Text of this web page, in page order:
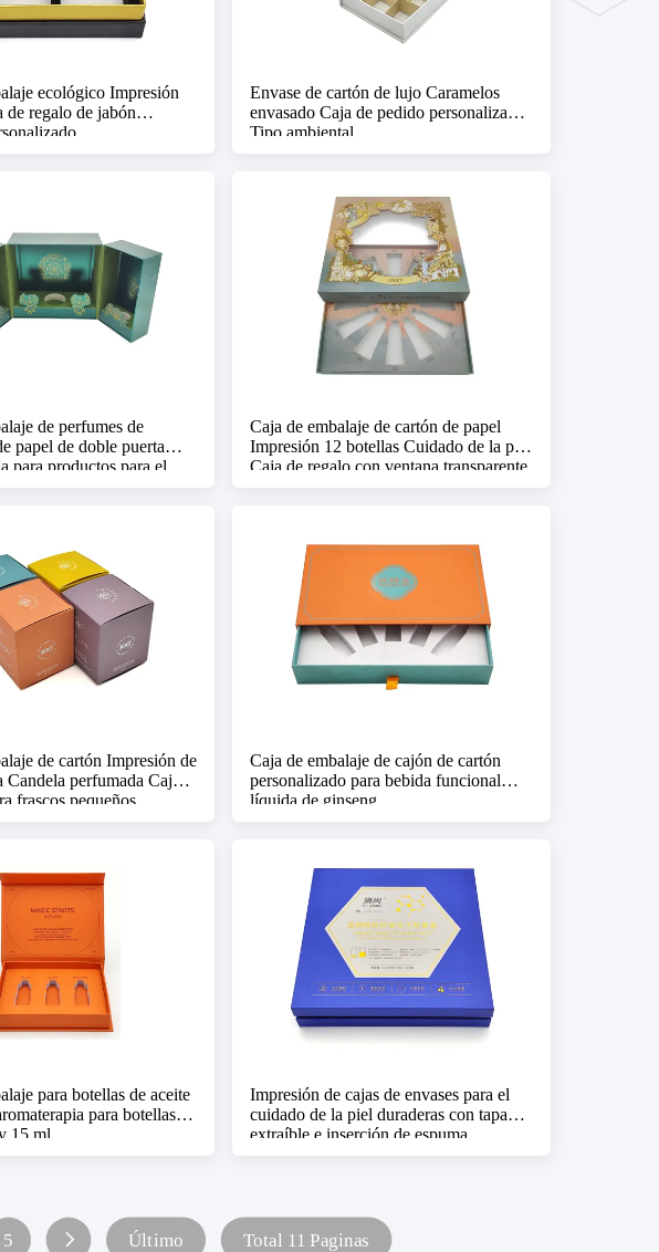
ecológico Impresión
de regalo de jabón
Envase de cartón de lujo Caramelos
envasado Caja de pedido personalizado
Tipo ambiental
de perfumes de
papel de doble puerta
para productos para el
piel
Caja de embalaje de cartón de papel
Impresión 12 botellas Cuidado de la piel
Caja de regalo con ventana transparente
de cartón Impresión de
Candela perfumada Caja
frascos pequeños
Caja de embalaje de cajón de cartón
personalizado para bebida funcional
líquida de ginseng
para botellas de aceite
para botellas de
15 ml
Impresión de cajas de envases para el
cuidado de la piel duraderas con tapa
extraíble e inserción de espuma
5 Último Total 11 Paginas